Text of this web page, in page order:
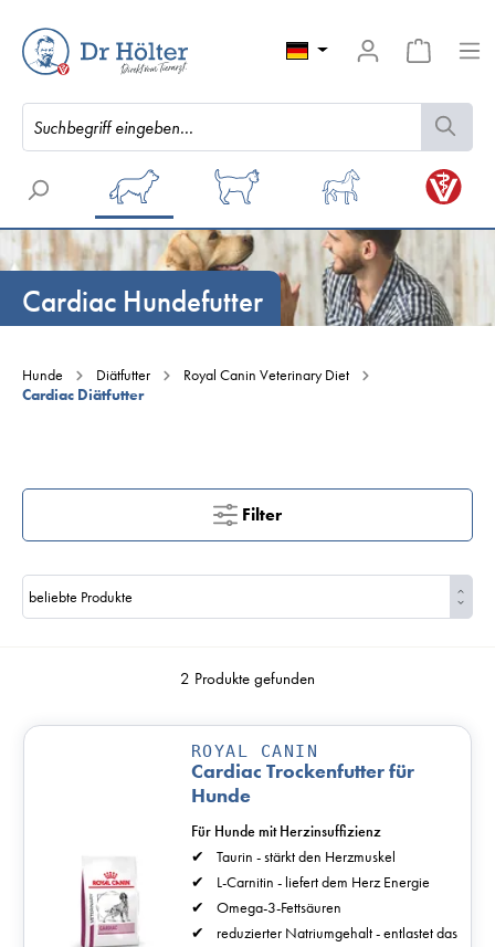
Cardiac Hundefutter
Hunde Diätfutter
Royal Canin Veterinary Diet
Cardiac Diätfutter
Filter
2 Produkte gefunden
ROYAL CANIN
Cardiac Trockenfutter für
Hunde
Für Hunde mit Herzinsuffizienz
Taurin - stärkt den Herzmuskel
L-Carnitin - liefert dem Herz Energie
Omega-3-Fettsäuren
reduzierter Natriumgehalt - entlastet das